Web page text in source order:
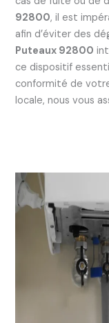
92800, il est
afin d’éviter des
Puteaux 92800
ce dispositif
conformité de
locale, nous vous